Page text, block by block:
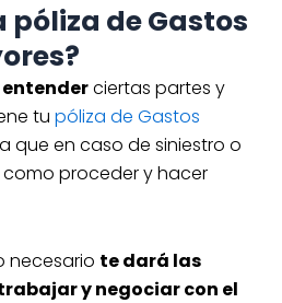
póliza de Gastos
entenderciertas partes y
tu póliza de Gastos
que en caso de siniestro o
proceder y hacer
necesario te dará las
y negociar con el